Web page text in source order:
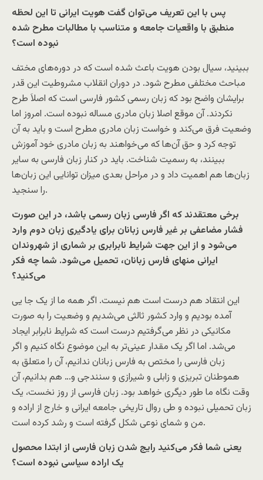
پس با این تعریف می‌توان گفت هویت ایرانی تا این لحظه
منطبق با واقعیات جامعه و متناسب با مطالبات مطرح شده
نبوده است؟
ببینید، سیال بودن هویت باعث شده است که در دوره‌های مختف
مباحث مختلفی مطرح شود. در دوران انقلاب مشروطیت این قدر
برایشان واضح بود که زبان رسمی کشور فارسی است که اصلاَ طرح
نکردند. آن موقع اصلا زبان مادری مساله نبوده است. امروز اما
وضعیت فرق می‌کند و خواست زبان مادری مطرح است و باید به آن
توجه کرد و حق آن‌ها که می‌خواهند به زبان مادری خود آموزش
ببینند، به رسمیت شناخت. باید در کنار زبان فارسی به سایر
زبان‌ها هم اهمیت داد و در مراحل بعدی میزان توانایی این زبان‌ها
را سنجید.
برخی معتقدند که اگر فارسی زبان رسمی باشد، در این صورت
فشار مضاعفی بر غیر فارس زبانان برای یادگیری زبان دوم وارد
می‌شود و از این جهت شرایط نابرابری بر شماری از شهروندان
ایرانی منهای فارس زبانان، تحمیل می‌شود. شما چه فکر
می‌کنید؟
این انتقاد هم درست است هم نیست. اگر همه ما از یک جا یی
آمده بودیم و وارد کشور ثالثی می‌شدیم و وضعیت را به صورت
مکانیکی در نظر می‌گرفتیم درست است که شرایط نابرابر ایجاد
می‌شد. اما اگر یک مقدار عینی‌تر به این موضوع نگاه کنیم و اگر
زبان فارسی را مختص به فارس زبانان ندانیم، آن را متعلق به
هموطنان تبریزی و زابلی و شیرازی و سنندجی و… هم بدانیم، آن
وقت نگاه ما طور دیگری خواهد بود. زبان فارسی از روز نخست، یک
زبان تحمیلی نبوده و طی روال تاریخی جامعه ایرانی و خارج از اراده و
من و شمای نوعی شکل گرفته است و رشد کرده است.
یعنی شما فکر می‌کنید رایج شدن زبان فارسی از ابتدا محصول
یک اراده سیاسی نبوده است؟